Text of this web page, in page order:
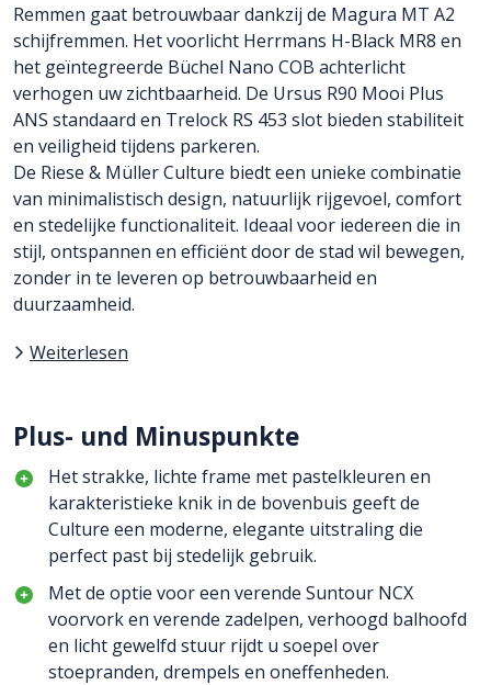
Remmen gaat betrouwbaar dankzij de Magura MT A2
schijfremmen. Het voorlicht Herrmans H-Black MR8 en
het geïntegreerde Büchel Nano COB achterlicht
verhogen uw zichtbaarheid. De Ursus R90 Mooi Plus
ANS standaard en Trelock RS 453 slot bieden stabiliteit
en veiligheid tijdens parkeren.
De Riese & Müller Culture biedt een unieke combinatie
van minimalistisch design, natuurlijk rijgevoel, comfort
en stedelijke functionaliteit. Ideaal voor iedereen die in
stijl, ontspannen en efficiënt door de stad wil bewegen,
zonder in te leveren op betrouwbaarheid en
duurzaamheid.
Weiterlesen
Plus- und Minuspunkte
Het strakke, lichte frame met pastelkleuren en
karakteristieke knik in de bovenbuis geeft de
Culture een moderne, elegante uitstraling die
perfect past bij stedelijk gebruik.
Met de optie voor een verende Suntour NCX
voorvork en verende zadelpen, verhoogd balhoofd
en licht gewelfd stuur rijdt u soepel over
stoepranden, drempels en oneffenheden.